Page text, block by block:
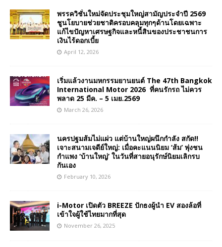
พรรควิชั่นใหม่จัดประชุมใหญ่สามัญประจำปี 2569
ชูนโยบายช่วยชาติครอบคลุมทุกๆด้านโดยเฉพาะ
แก้ไขปัญหาเศรษฐกิจและหนี้สินของประชาชนการ
เงินไร้ดอกเบี้ย
April 12, 2026
เริ่มแล้วงานมหกรรมยานยนต์ The 47th Bangkok
International Motor 2026 ที่คนรักรถ ไม่ควร
พลาด 25 มีค. – 5 เมย.2569
March 26, 2026
นครปฐมส้มไม่แผ่ว แต่บ้านใหญ่ผนึกกำลัง สกัด!!
เจาะสนามเจดีย์ใหญ่: เมื่อคะแนนนิยม ‘ส้ม’ พุ่งชน
กำแพง ‘บ้านใหญ่’ ในวันที่สายอนุรักษ์นิยมเลิกรบ
กันเอง
February 10, 2026
i-Motor เปิดตัว BREEZE ปักธงผู้นำ EV สองล้อที่
เข้าใจผู้ใช้ไทยมากที่สุด
November 26, 2025